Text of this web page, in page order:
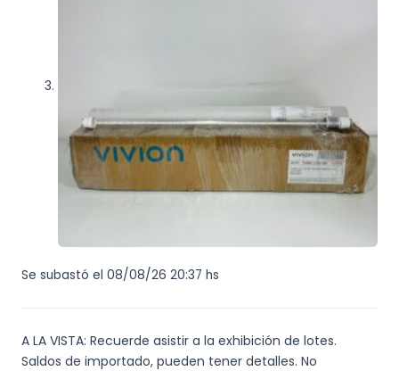
Se subastó el 08/08/26 20:37 hs
A LA VISTA: Recuerde asistir a la exhibición de lotes.
Saldos de importado, pueden tener detalles. No